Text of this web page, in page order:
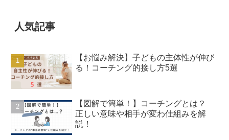
人気記事
【お悩み解決】子どもの主体性が伸び
る！コーチング的接し方5選
【図解で簡単！】コーチングとは？
正しい意味や相手が変わ仕組みを解
説！